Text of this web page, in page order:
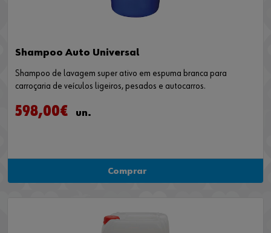
Shampoo Auto Universal
Shampoo de lavagem super ativo em espuma branca para
carroçaria de veículos ligeiros, pesados e autocarros.
598,00€ un.
Comprar